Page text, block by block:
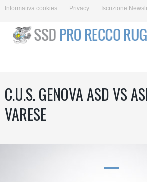
Informativa cookies Privacy Iscrizione
C.U.S. GENOVA ASD VS
VARESE